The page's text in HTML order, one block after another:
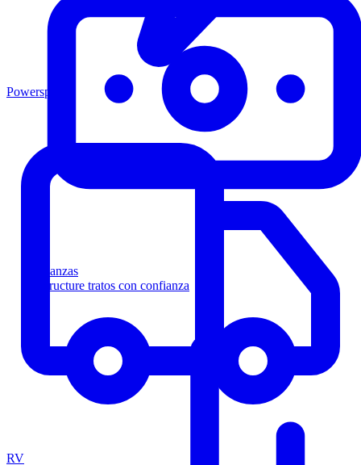
Finanzas
Estructure tratos con confianza
Powersports
RV